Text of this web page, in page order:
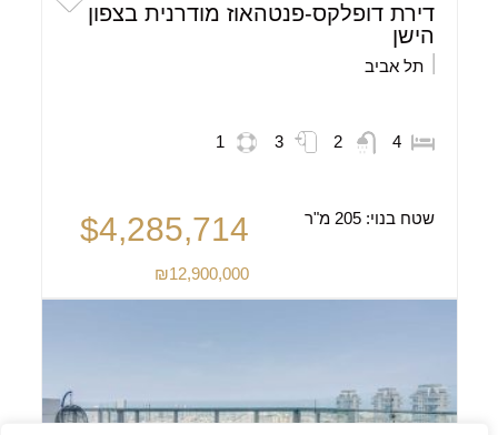
דירת דופלקס-פנטהאוז מודרנית בצפון
הישן
תל אביב
4
2
3
1
שטח בנוי:205 מ"ר $4,285,714
₪12,900,000